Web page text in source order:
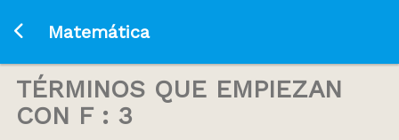
Ir a la página principal
Matemática
TÉRMINOS QUE EMPIEZAN
CON F : 3